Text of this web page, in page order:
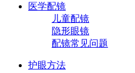
医学配镜
儿童配镜
隐形眼镜
配镜常见问题
护眼方法